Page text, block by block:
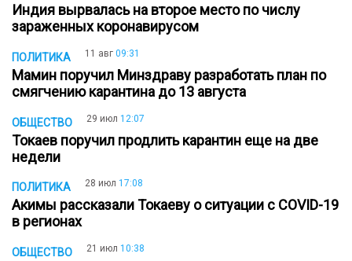
Индия вырвалась на второе место по числу
зараженных коронавирусом
ПОЛИТИКА 11 авг 09:31
Мамин поручил Минздраву разработать план по
смягчению карантина до 13 августа
ОБЩЕСТВО 29 июл 12:07
Токаев поручил продлить карантин еще на две
недели
ПОЛИТИКА 28 июл 17:08
Акимы рассказали Токаеву о ситуации с COVID-19
в регионах
ОБЩЕСТВО 21 июл 10:38